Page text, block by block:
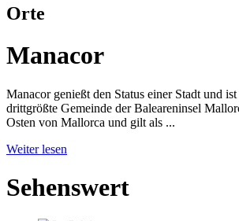
Orte
Manacor
Manacor genießt den Status einer Stadt und
drittgrößte Gemeinde der Baleareninsel
Osten von Mallorca und gilt als ...
Weiter lesen
Sehenswert